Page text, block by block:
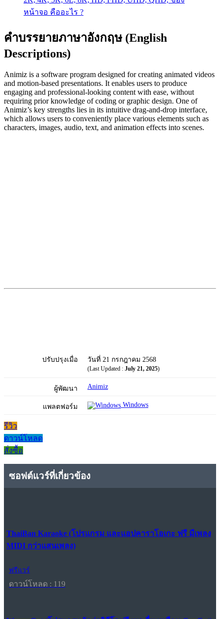
หน้าจอ คืออะไร ?
คำบรรยายภาษาอังกฤษ (English
Descriptions)
Animiz is a software program designed for creating animated videos
and motion-based presentations. It enables users to produce
engaging and professional-looking content with ease, without
requiring prior knowledge of coding or graphic design. One of
Animiz’s key strengths lies in its intuitive drag-and-drop interface,
which allows users to conveniently place various elements such as
characters, images, audio, text, and animation effects into scenes.
ปรับปรุงเมื่อ วันที่ 21 กรกฎาคม 2568
(Last Updated : July 21, 2025)
ผู้พัฒนา Animiz
แพลตฟอร์ม Windows
รีวิว
ดาวน์โหลด
สั่งซื้อ
ซอฟต์แวร์ที่เกี่ยวข้อง
ThaiBan Karaoke (โปรแกรม และแอปคาราโอเกะ ฟรี มีเพลง
MIDI กว่าแสนเพลง)
ฟรีแวร์
ดาวน์โหลด : 119